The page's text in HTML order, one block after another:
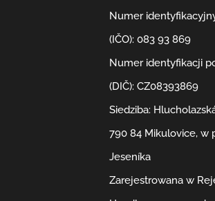
Numer
(IČO): 083 93 869
Numer identyfikacji
(DIČ): CZ08393869
Siedziba:
790 84 Mikulovice, w
Jeseníka
Zarejestrowana w